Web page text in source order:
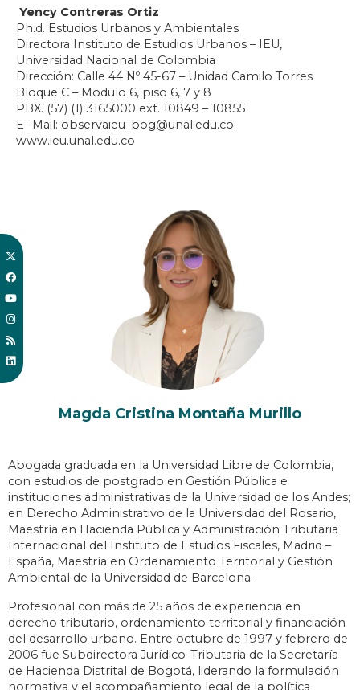
Yency Contreras Ortiz
Ph.d. Estudios Urbanos y Ambientales
Directora Instituto de Estudios Urbanos – IEU,
Universidad Nacional de Colombia
Dirección: Calle 44 Nº 45-67 – Unidad Camilo Torres
Bloque C – Modulo 6, piso 6, 7 y 8
PBX. (57) (1) 3165000 ext. 10849 – 10855
E- Mail: observaieu_bog@unal.edu.co
www.ieu.unal.edu.co
Magda Cristina Montaña Murillo
Abogada graduada en la Universidad Libre de Colombia,
con estudios de postgrado en Gestión Pública e
instituciones administrativas de la Universidad de los Andes;
en Derecho Administrativo de la Universidad del Rosario,
Maestría en Hacienda Pública y Administración Tributaria
Internacional del Instituto de Estudios Fiscales, Madrid –
España, Maestría en Ordenamiento Territorial y Gestión
Ambiental de la Universidad de Barcelona.
Profesional con más de 25 años de experiencia en
derecho tributario, ordenamiento territorial y financiación
del desarrollo urbano. Entre octubre de 1997 y febrero de
2006 fue Subdirectora Jurídico-Tributaria de la Secretaría
de Hacienda Distrital de Bogotá, liderando la formulación
normativa y el acompañamiento legal de la política